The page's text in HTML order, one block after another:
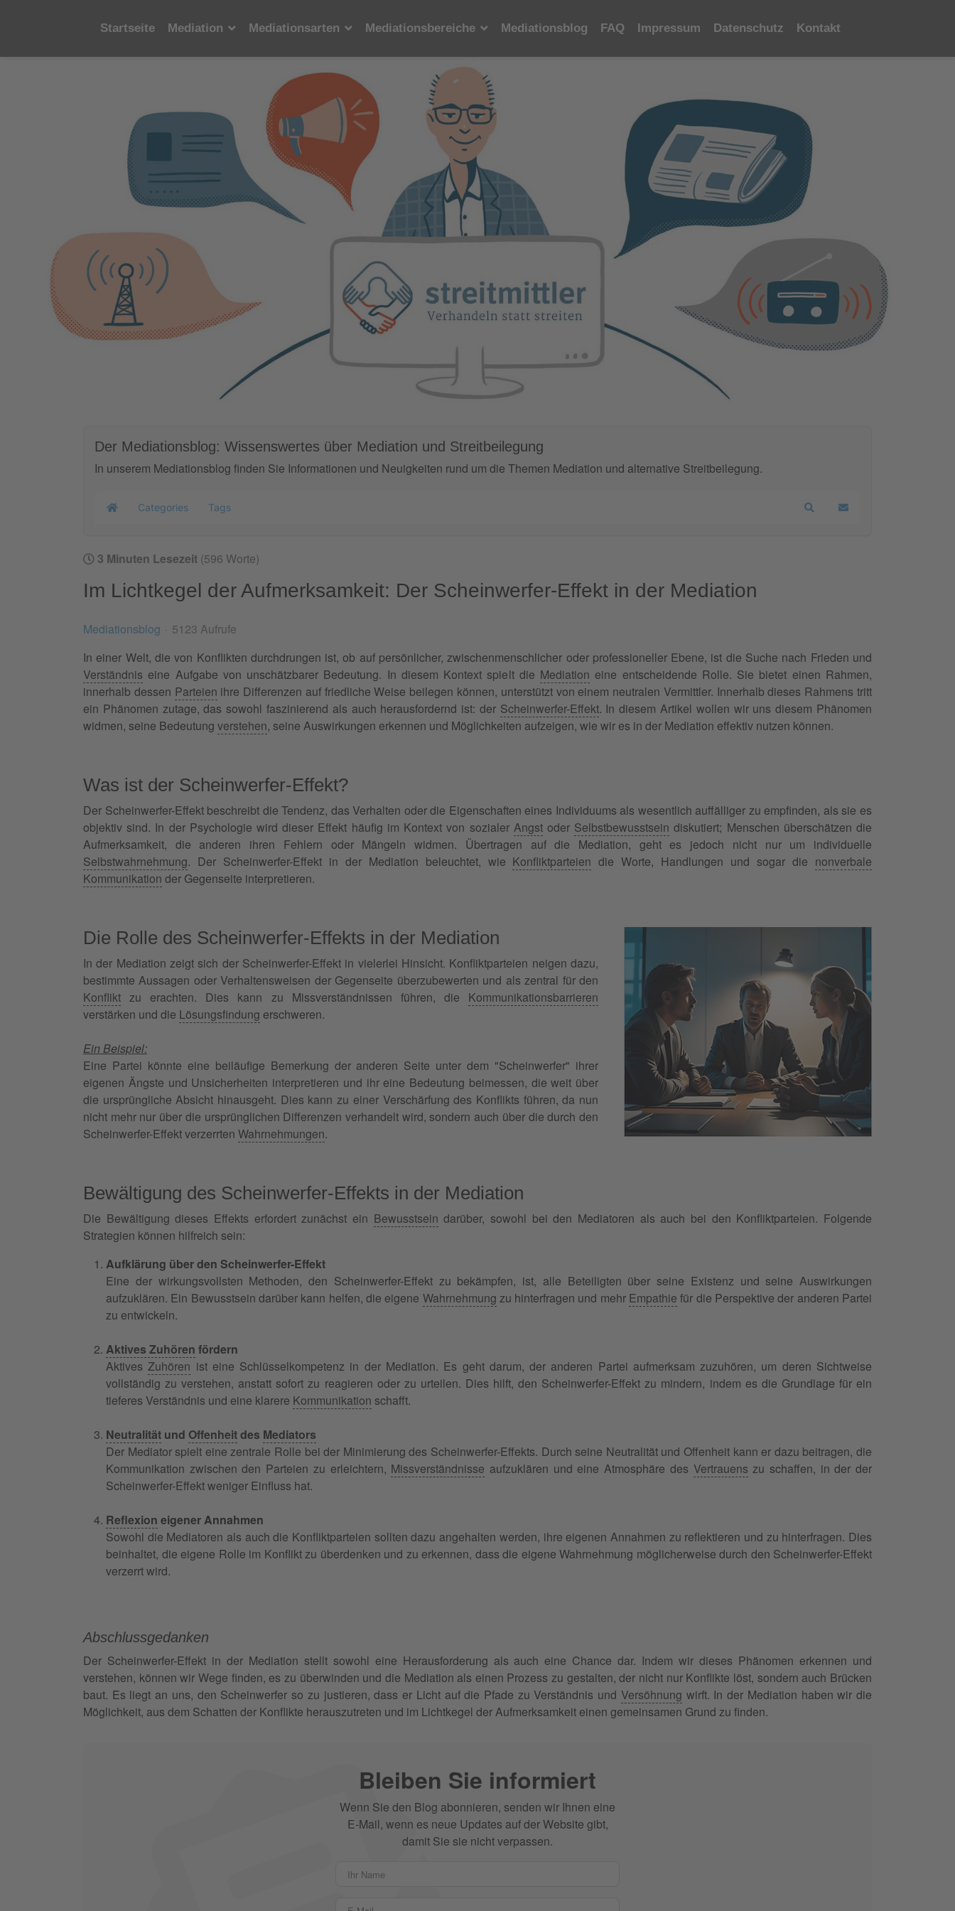
Startseite Mediation Mediationsarten Mediationsbereiche Mediationsblog FAQ Impressum Datenschutz Kontakt
Der Mediationsblog: Wissenswertes über Mediation und Streitbeilegung
In unserem Mediationsblog finden Sie Informationen und Neuigkeiten rund um die Themen Mediation und alternative Streitbeilegung.
Home Categories Tags SearchUpdates abonnieren
3 Minuten Lesezeit (596 Worte)
Im Lichtkegel der Aufmerksamkeit: Der Scheinwerfer-Effekt in der Mediation
Mediationsblog
5123 Aufrufe
In einer Welt, die von Konflikten durchdrungen ist, ob auf persönlicher, zwischenmenschlicher oder professioneller Ebene, ist die Suche nach Frieden und
Verständnis eine Aufgabe von unschätzbarer Bedeutung. In diesem Kontext spielt die Mediation eine entscheidende Rolle. Sie bietet einen Rahmen,
innerhalb dessen Parteien ihre Differenzen auf friedliche Weise beilegen können, unterstützt von einem neutralen Vermittler. Innerhalb dieses Rahmens tritt
ein Phänomen zutage, das sowohl faszinierend als auch herausfordernd ist: der Scheinwerfer-Effekt. In diesem Artikel wollen wir uns diesem Phänomen
widmen, seine Bedeutung verstehen, seine Auswirkungen erkennen und Möglichkeiten aufzeigen, wie wir es in der Mediation effektiv nutzen können.
Was ist der Scheinwerfer-Effekt?
Der Scheinwerfer-Effekt beschreibt die Tendenz, das Verhalten oder die Eigenschaften eines Individuums als wesentlich auffälliger zu empfinden, als sie es
objektiv sind. In der Psychologie wird dieser Effekt häufig im Kontext von sozialer Angstoder Selbstbewusstsein diskutiert; Menschen überschätzen die
Aufmerksamkeit, die anderen ihren Fehlern oder Mängeln widmen. Übertragen auf die Mediation, geht es jedoch nicht nur um individuelle
Selbstwahrnehmung. Der Scheinwerfer-Effekt in der Mediation beleuchtet, wie Konfliktparteien die Worte, Handlungen und sogar die nonverbale
Kommunikation der Gegenseite interpretieren.
Die Rolle des Scheinwerfer-Effekts in der Mediation
In der Mediation zeigt sich der Scheinwerfer-Effekt in vielerlei Hinsicht. Konfliktparteien neigen dazu,
bestimmte Aussagen oder Verhaltensweisen der Gegenseite überzubewerten und als zentral für den
Konflikt zu erachten. Dies kann zu Missverständnissen führen, die Kommunikationsbarrieren
verstärken und die Lösungsfindung erschweren.
Ein Beispiel:
Eine Partei könnte eine beiläufige Bemerkung der anderen Seite unter dem "Scheinwerfer" ihrer
eigenen Ängste und Unsicherheiten interpretieren und ihr eine Bedeutung beimessen, die weit über
die ursprüngliche Absicht hinausgeht. Dies kann zu einer Verschärfung des Konflikts führen, da nun
nicht mehr nur über die ursprünglichen Differenzen verhandelt wird, sondern auch über die durch den
Scheinwerfer-Effekt verzerrten Wahrnehmungen.
Bewältigung des Scheinwerfer-Effekts in der Mediation
Die Bewältigung dieses Effekts erfordert zunächst ein Bewusstsein darüber, sowohl bei den Mediatoren als auch bei den Konfliktparteien. Folgende
Strategien können hilfreich sein:
Aufklärung über den Scheinwerfer-Effekt
Eine der wirkungsvollsten Methoden, den Scheinwerfer-Effekt zu bekämpfen, ist, alle Beteiligten über seine Existenz und seine Auswirkungen
aufzuklären. Ein Bewusstsein darüber kann helfen, die eigene Wahrnehmung zu hinterfragen und mehr Empathie für die Perspektive der anderen Partei
zu entwickeln.
Aktives Zuhören fördern
AktivesZuhören ist eine Schlüsselkompetenz in der Mediation. Es geht darum, der anderen Partei aufmerksam zuzuhören, um deren Sichtweise
vollständig zu verstehen, anstatt sofort zu reagieren oder zu urteilen. Dies hilft, den Scheinwerfer-Effekt zu mindern, indem es die Grundlage für ein
tieferes Verständnis und eine klarere Kommunikation schafft.
Neutralität und Offenheitdes Mediators
Der Mediator spielt eine zentrale Rolle bei der Minimierung des Scheinwerfer-Effekts. Durch seine Neutralität und Offenheit kann er dazu beitragen, die
Kommunikation zwischen den Parteien zu erleichtern, Missverständnisse aufzuklären und eine Atmosphäre des Vertrauens zu schaffen, in der der
Scheinwerfer-Effekt weniger Einfluss hat.
Reflexion eigener Annahmen
Sowohl die Mediatoren als auch die Konfliktparteien sollten dazu angehalten werden, ihre eigenen Annahmen zu reflektieren und zu hinterfragen. Dies
beinhaltet, die eigene Rolle im Konflikt zu überdenken und zu erkennen, dass die eigene Wahrnehmung möglicherweise durch den Scheinwerfer-Effekt
verzerrt wird.
Abschlussgedanken
Der Scheinwerfer-Effekt in der Mediation stellt sowohl eine Herausforderung als auch eine Chance dar. Indem wir dieses Phänomen erkennen und
verstehen, können wir Wege finden, es zu überwinden und die Mediation als einen Prozess zu gestalten, der nicht nur Konflikte löst, sondern auch Brücken
baut. Es liegt an uns, den Scheinwerfer so zu justieren, dass er Licht auf die Pfade zu Verständnis und Versöhnung wirft. In der Mediation haben wir die
Möglichkeit, aus dem Schatten der Konflikte herauszutreten und im Lichtkegel der Aufmerksamkeit einen gemeinsamen Grund zu finden.
Bleiben Sie informiert
Wenn Sie den Blog abonnieren, senden wir Ihnen eine
E-Mail, wenn es neue Updates auf der Website gibt,
damit Sie sie nicht verpassen.